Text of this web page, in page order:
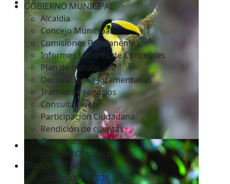
GOBIERNO MUNICIPAL
Alcaldia
Concejo Municipal
Comisiones Permanentes
Informes Labores de Concejales
Plan de trabajo
Declaraciones Juramentadas
Tramites y servicios
Consultas web
Participación Ciudadana
Rendición de cuentas
Convenios
Estatuto Orgánico
TRANSPARENCIA
Informacion 2026